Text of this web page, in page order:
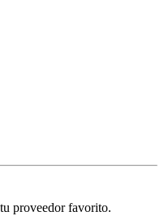
proveedor favorito.